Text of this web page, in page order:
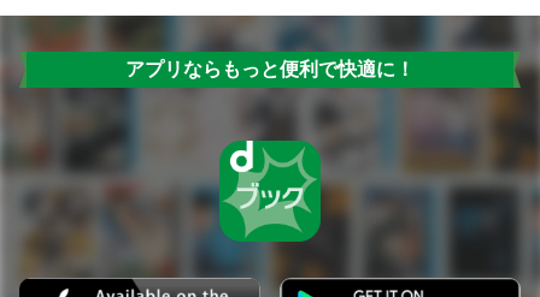
アプリならもっと便利で快適に！